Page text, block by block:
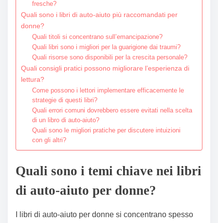
fresche?
Quali sono i libri di auto-aiuto più raccomandati per
donne?
Quali titoli si concentrano sull’emancipazione?
Quali libri sono i migliori per la guarigione dai traumi?
Quali risorse sono disponibili per la crescita personale?
Quali consigli pratici possono migliorare l’esperienza di
lettura?
Come possono i lettori implementare efficacemente le
strategie di questi libri?
Quali errori comuni dovrebbero essere evitati nella scelta
di un libro di auto-aiuto?
Quali sono le migliori pratiche per discutere intuizioni
con gli altri?
Quali sono i temi chiave nei libri
di auto-aiuto per donne?
I libri di auto-aiuto per donne si concentrano spesso